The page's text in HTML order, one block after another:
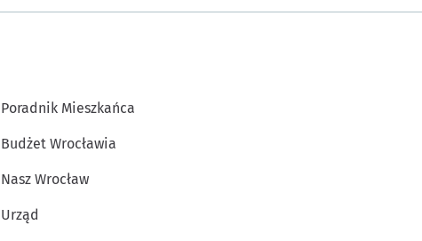
Poradnik Mieszkańca
Budżet Wrocławia
Nasz Wrocław
Urząd